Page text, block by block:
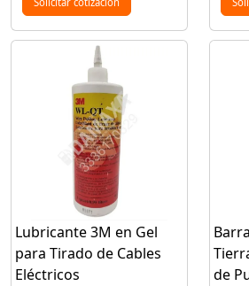
Lubricante 3M en Gel
para Tirado de Cables
Eléctricos
de